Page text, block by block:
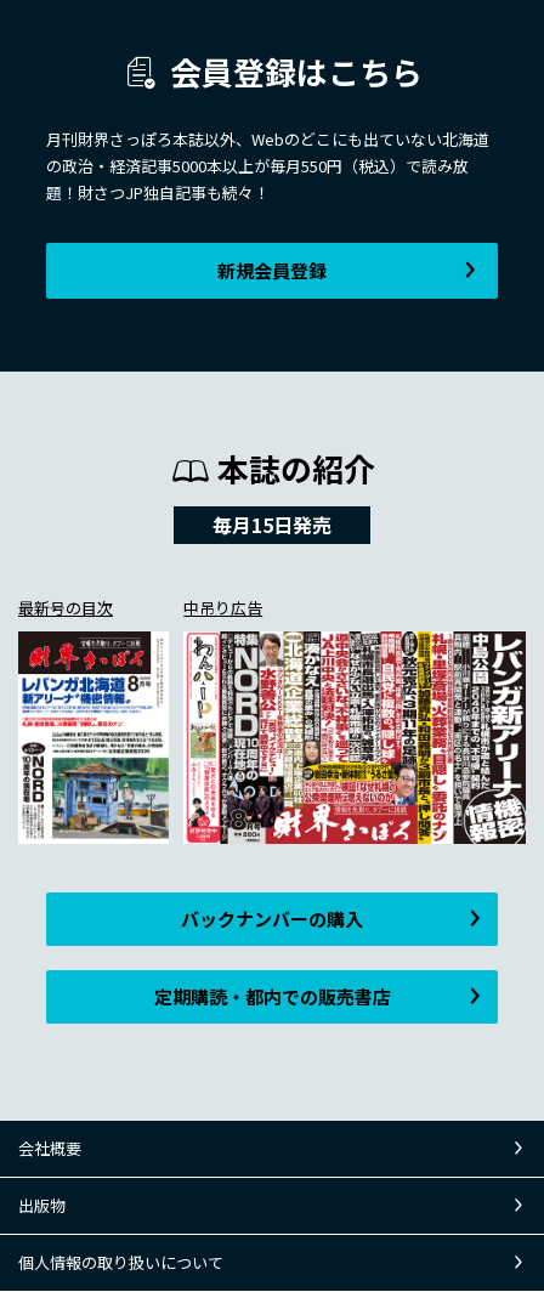
会員登録はこちら
月刊財界さっぽろ本誌以外、Webのどこにも出ていない北海道
の政治・経済記事5000本以上が毎月550円（税込）で読み放
題！財さつJP独自記事も続々！
新規会員登録
本誌の紹介
毎月15日発売
最新号の目次 中吊り広告
バックナンバーの購入
定期購読・都内での販売書店
会社概要
出版物
個人情報の取り扱いについて